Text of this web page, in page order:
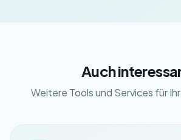
Auch
Weitere Tools und Services für